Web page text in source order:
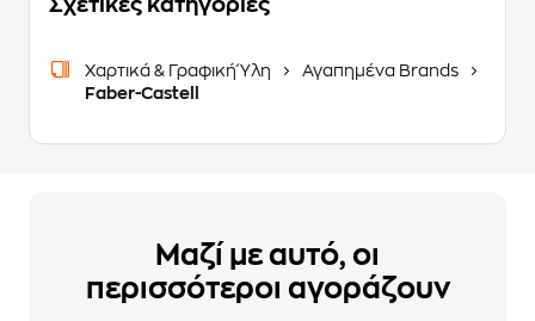
Σχετικές κατηγορίες
Χαρτικά & Γραφική Ύλη
Αγαπημένα Brands
Faber-Castell
Μαζί με αυτό, οι
περισσότεροι αγοράζουν